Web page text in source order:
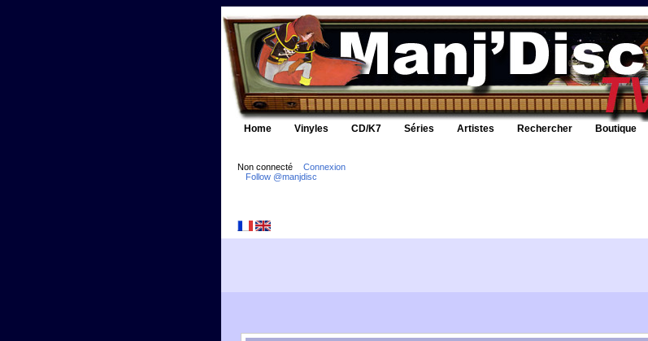
Home Vinyles CD/K7 Séries Artistes Rechercher Boutique
Non connecté
Connexion
Follow @manjdisc